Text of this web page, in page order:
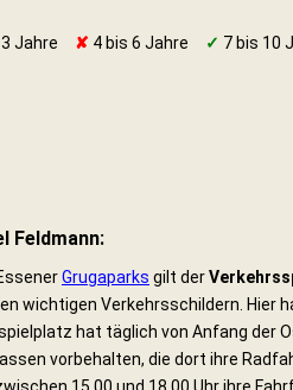
Jahre ✘ 4 bis 6 Jahre ✓ 7 bis 10
Feldmann:
Grugaparks gilt der
wichtigen Verkehrsschildern. Hier
hat täglich von Anfang der
vorbehalten, die dort ihre
15.00 und 18.00 Uhr ihre